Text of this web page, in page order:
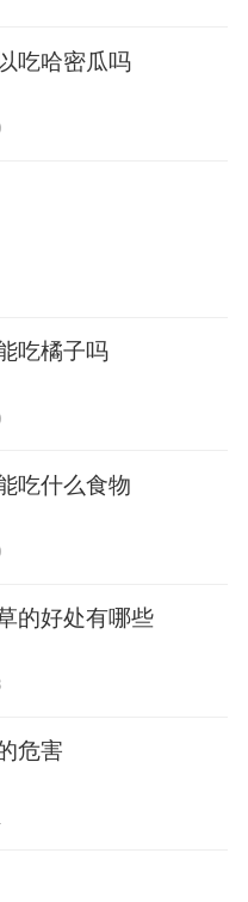
吃哈密瓜吗
吃橘子吗
吃什么食物
的好处有哪些
危害